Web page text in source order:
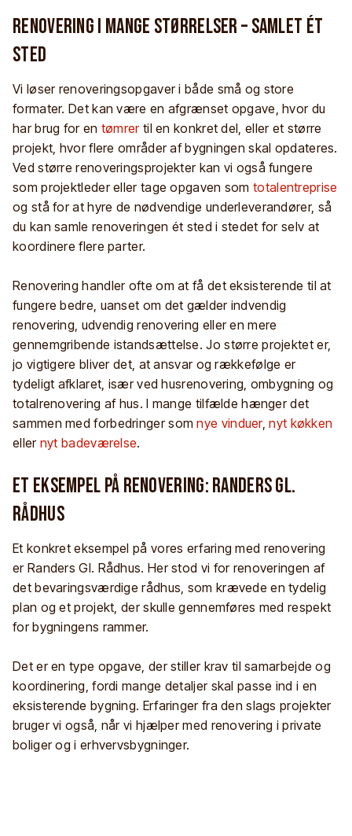
Renovering i mange størrelser – samlet ét
sted
Vi løser renoveringsopgaver i både små og store
formater. Det kan være en afgrænset opgave, hvor du
har brug for en tømrertil en konkret del, eller et større
projekt, hvor flere områder af bygningen skal opdateres.
Ved større renoveringsprojekter kan vi også fungere
som projektleder eller tage opgaven som totalentreprise
og stå for at hyre de nødvendige underleverandører, så
du kan samle renoveringen ét sted i stedet for selv at
koordinere flere parter.
Renovering handler ofte om at få det eksisterende til at
fungere bedre, uanset om det gælder indvendig
renovering, udvendig renovering eller en mere
gennemgribende istandsættelse. Jo større projektet er,
jo vigtigere bliver det, at ansvar og rækkefølge er
tydeligt afklaret, især ved husrenovering, ombygning og
totalrenovering af hus. I mange tilfælde hænger det
sammen med forbedringer somnye vinduer,nyt køkken
eller nyt badeværelse.
Et eksempel på renovering: Randers Gl.
Rådhus
Et konkret eksempel på vores erfaring med renovering
er Randers Gl. Rådhus. Her stod vi for renoveringen af
det bevaringsværdige rådhus, som krævede en tydelig
plan og et projekt, der skulle gennemføres med respekt
for bygningens rammer.
Det er en type opgave, der stiller krav til samarbejde og
koordinering, fordi mange detaljer skal passe ind i en
eksisterende bygning. Erfaringer fra den slags projekter
bruger vi også, når vi hjælper med renovering i private
boliger og i erhvervsbygninger.